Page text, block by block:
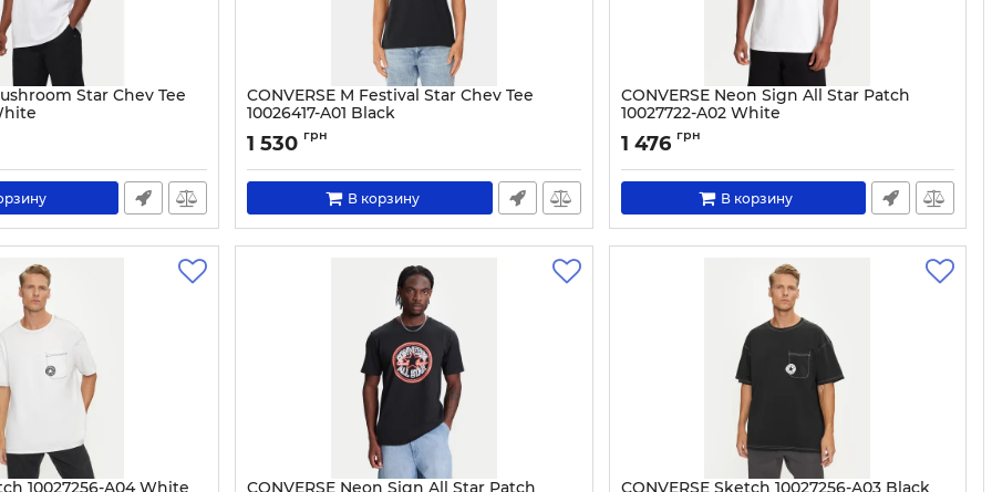
Star Chev Tee
M
CONVERSE M Festival Star Chev Tee
10026417-A01 Black
Артикул: 0000304112997-S
1 530 грн
В корзину
CONVERSE Neon Sign All Star Patch
10027722-A02 White
Артикул: 0000305511102-S
1 476 грн
В корзину
10027256-A04 White
CONVERSE Neon Sign All Star Patch
CONVERSE Sketch 10027256-A03 Black